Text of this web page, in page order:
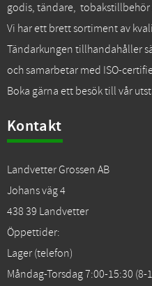
godis, tändare, tobakstillbehör
Vi har ett brett sortiment av
Tändarkungen tillhandahåller
och samarbetar med ISO-
Boka gärna ett besök till vår
Kontakt
Landvetter Grossen AB
Johans väg 4
438 39 Landvetter
Öppettider:
Lager (telefon)
Måndag-Torsdag 7:00-15:30 (8-